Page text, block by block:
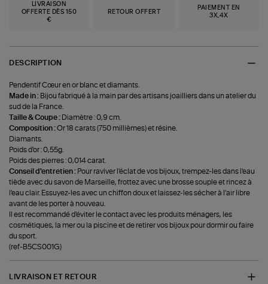
LIVRAISON
OFFERTE DÈS 150
€
RETOUR OFFERT
PAIEMENT EN
3X,4X
DESCRIPTION
Pendentif Cœur en or blanc et diamants.
Made in : Bijou fabriqué à la main par des artisans joailliers dans un atelier du
sud de la France.
Taille & Coupe : Diamètre : 0,9 cm.
Composition :Or 18 carats (750 millièmes) et résine.
Diamants.
Poids d'or : 0,55g.
Poids des pierres : 0,014 carat.
Conseil d'entretien : Pour raviver l'éclat de vos bijoux, trempez-les dans l'eau
tiède avec du savon de Marseille, frottez avec une brosse souple et rincez à
l'eau clair. Essuyez-les avec un chiffon doux et laissez-les sécher à l'air libre
avant de les porter à nouveau.
Il est recommandé d'éviter le contact avec les produits ménagers, les
cosmétiques, la mer ou la piscine et de retirer vos bijoux pour dormir ou faire
du sport.
(ref-B5CS001G)
LIVRAISON ET RETOUR